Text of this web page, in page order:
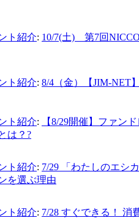
ト紹介: 10/7(土) 第7回
ト紹介: 8/4（金）【JIM-NET
ト紹介:
【8/29開催】ファン
は？?
ト紹介: 7/29 「わたしのエシ
を選ぶ理由
ト紹介: 7/28 すぐできる！ 消